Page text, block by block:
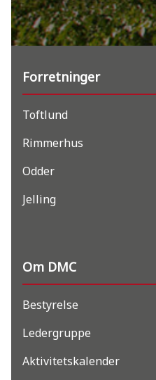
Forretninger
Toftlund
Rimmerhus
Odder
Jelling
Om DMC
Bestyrelse
Ledergruppe
Aktivitetskalender